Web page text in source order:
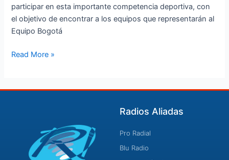
participar en esta importante competencia deportiva, con
el objetivo de encontrar a los equipos que representarán al
Equipo Bogotá
Read More »
Radios Aliadas
Pro Radial
Blu Radio